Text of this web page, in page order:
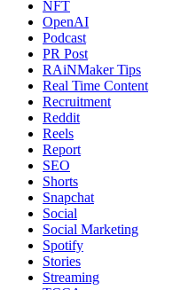
NFT
OpenAI
Podcast
PR Post
RAiNMaker Tips
Real Time Content
Recruitment
Reddit
Reels
Report
SEO
Shorts
Snapchat
Social
Social Marketing
Spotify
Stories
Streaming